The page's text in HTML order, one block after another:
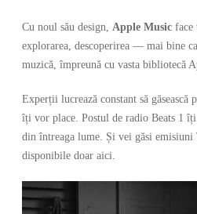
Apple
•
Stoc epuizat
Cu noul său design, Apple Music face
explorarea, descoperirea — mai bine
muzică, împreună cu vasta bibliotecă
Experții lucrează constant să
îți vor place. Postul de radio Beats 1
din întreaga lume. Și vei găsi
disponibile doar aici.